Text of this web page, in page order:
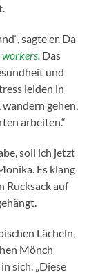
sagte er. Da
workers. Das
und
leiden in
gehen,
arbeiten.“
soll ich jetzt
Es klang
Rucksack auf
Lächeln,
Mönch
sich. „Diese